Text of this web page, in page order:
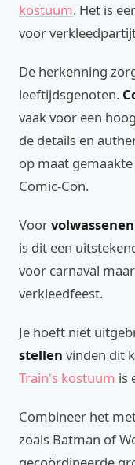
kostuum. Het is
voor
De herkenning
leeftijdsgenoten.
vaak voor een
de details en
op maat
Comic-Con.
Voor
is dit een
voor carnaval
verkleedfeest.
Je hoeft niet
stellen vinden dit
Train's kostuum is
Combineer het
zoals Batman of